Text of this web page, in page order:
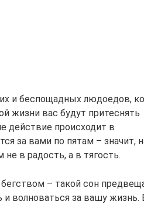
и беспощадных людоедов,
жизни вас будут притеснять
действие происходит в
за вами по пятам – значит,
в радость, а в тягость.
– такой сон
волноваться за вашу жизнь.